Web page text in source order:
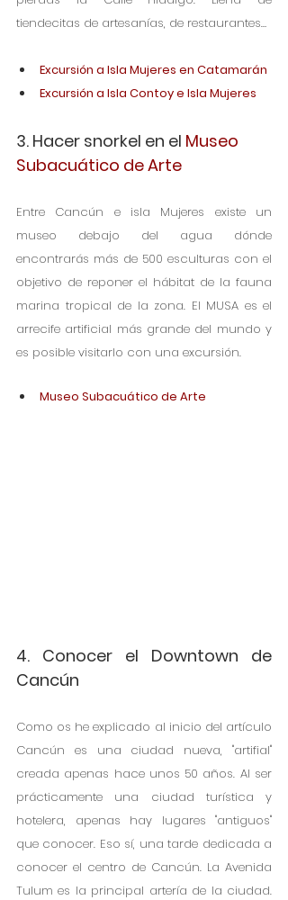
tiendecitas de artesanías, de restaurantes…
Excursión a Isla Mujeres en Catamarán
Excursión a Isla Contoy e Isla Mujeres
3. Hacer snorkel en el Museo
Subacuático de Arte
Entre Cancún e isla Mujeres existe un
museo debajo del agua dónde
encontrarás más de 500 esculturas con el
objetivo de reponer el hábitat de la fauna
marina tropical de la zona. El MUSA es el
arrecife artificial más grande del mundo y
es posible visitarlo con una excursión.
Museo Subacuático de Arte
4. Conocer el Downtown de
Cancún
Como os he explicado al inicio del artículo
Cancún es una ciudad nueva, "artifial"
creada apenas hace unos 50 años. Al ser
prácticamente una ciudad turística y
hotelera, apenas hay lugares "antiguos"
que conocer. Eso sí, una tarde dedicada a
conocer el centro de Cancún. La Avenida
Tulum es la principal artería de la ciudad.